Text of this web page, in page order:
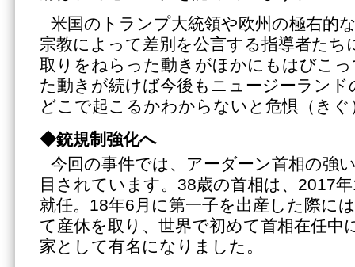
米国のトランプ大統領や欧州の極右的
宗教によって差別を公言する指導者たち
取りをねらった動きがほかにもはびこ
た動きが続けば今後もニュージーラン
どこで起こるかわからないと危惧（き
◆銃規制強化へ
今回の事件では、アーダーン首相の強
目されています。38歳の首相は、2017
就任。18年6月に第一子を出産した際に
て産休を取り、世界で初めて首相在任中
家として有名になりました。